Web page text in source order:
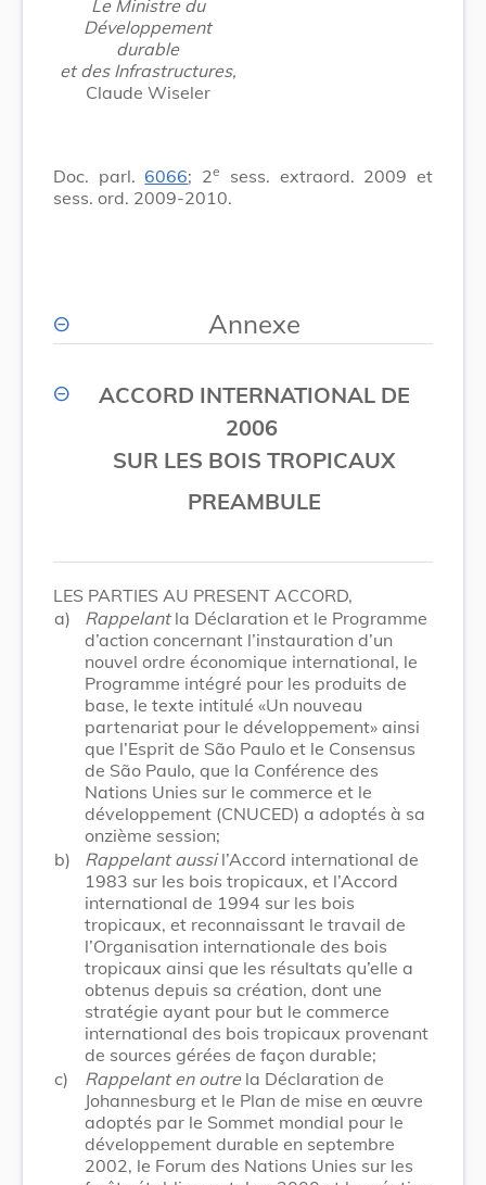
Le Ministre du
Développement
durable
et des Infrastructures,
Claude Wiseler
Doc. parl.6066; 2e
sess. extraord. 2009 et
sess. ord. 2009-2010.
Annexe
ACCORD INTERNATIONAL DE
2006
SUR LES BOIS TROPICAUX
PREAMBULE
LES PARTIES AU PRESENT ACCORD,
a)
Rappelantla Déclaration et le Programme
d’action concernant l’instauration d’un
nouvel ordre économique international, le
Programme intégré pour les produits de
base, le texte intitulé «Un nouveau
partenariat pour le développement» ainsi
que l’Esprit de São Paulo et le Consensus
de São Paulo, que la Conférence des
Nations Unies sur le commerce et le
développement (CNUCED) a adoptés à sa
onzième session;
b)
Rappelant aussil’Accord international de
1983 sur les bois tropicaux, et l’Accord
international de 1994 sur les bois
tropicaux, et reconnaissant le travail de
l’Organisation internationale des bois
tropicaux ainsi que les résultats qu’elle a
obtenus depuis sa création, dont une
stratégie ayant pour but le commerce
international des bois tropicaux provenant
de sources gérées de façon durable;
c)
Rappelant en outrela Déclaration de
Johannesburg et le Plan de mise en œuvre
adoptés par le Sommet mondial pour le
développement durable en septembre
2002, le Forum des Nations Unies sur les